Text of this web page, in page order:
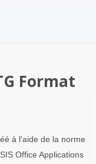
Format
à l'aide de la norme
Office Applications